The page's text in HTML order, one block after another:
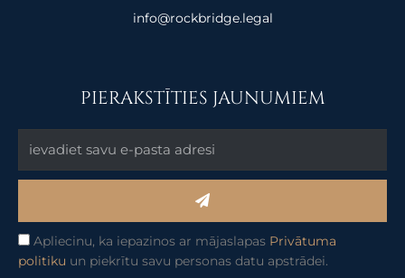
info@rockbridge.legal
PIERAKSTĪTIES JAUNUMIEM
Apliecinu, ka iepazinos ar mājaslapas Privātuma
politiku un piekrītu savu personas datu apstrādei.
Submit